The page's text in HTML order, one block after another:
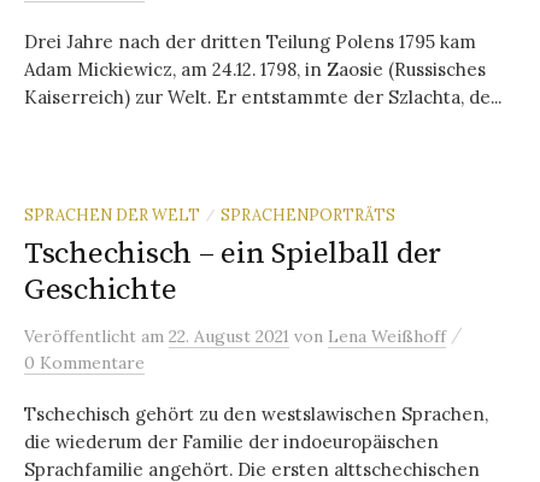
Drei Jahre nach der dritten Teilung Polens 1795 kam
Adam Mickiewicz, am 24.12. 1798, in Zaosie (Russisches
Kaiserreich) zur Welt. Er entstammte der Szlachta, de...
SPRACHEN DER WELT / SPRACHENPORTRÄTS
Tschechisch – ein Spielball der
Geschichte
Veröffentlicht am 22. August 2021 von Lena Weißhoff /
0 Kommentare
Tschechisch gehört zu den westslawischen Sprachen,
die wiederum der Familie der indoeuropäischen
Sprachfamilie angehört. Die ersten alttschechischen